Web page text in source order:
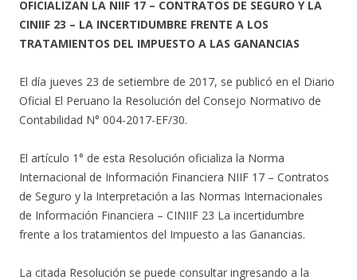
OFICIALIZAN LA NIIF 17 – CONTRATOS DE SEGURO Y LA
CINIIF 23 – LA INCERTIDUMBRE FRENTE A LOS
TRATAMIENTOS DEL IMPUESTO A LAS GANANCIAS
El día jueves 23 de setiembre de 2017, se publicó en el Diario
Oficial El Peruano la Resolución del Consejo Normativo de
Contabilidad N° 004-2017-EF/30.
El artículo 1° de esta Resolución oficializa la Norma
Internacional de Información Financiera NIIF 17 – Contratos
de Seguro y la Interpretación a las Normas Internacionales
de Información Financiera – CINIIF 23 La incertidumbre
frente a los tratamientos del Impuesto a las Ganancias.
La citada Resolución se puede consultar ingresando a la